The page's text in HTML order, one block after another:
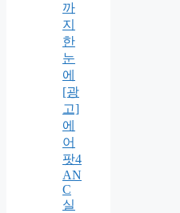
까
지
한
눈
에
[광
고]
에
어
팟4
AN
C
실